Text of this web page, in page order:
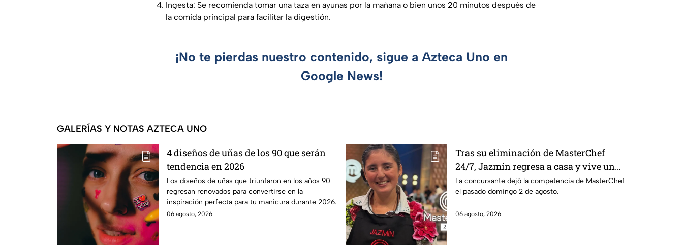
Ingesta: Se recomienda tomar una taza en ayunas por la mañana o bien unos 20 minutos después de
la comida principal para facilitar la digestión.
¡No te pierdas nuestro contenido, sigue a Azteca Uno en
Google News!
GALERÍAS Y NOTAS AZTECA UNO
4 diseños de uñas de los 90 que serán
tendencia en 2026
Los diseños de uñas que triunfaron en los años 90
regresan renovados para convertirse en la
inspiración perfecta para tu manicura durante 2026.
06 agosto, 2026
Tras su eliminación de MasterChef
24/7, Jazmín regresa a casa y vive un
emotivo reencuentro
La concursante dejó la competencia de MasterChef
el pasado domingo 2 de agosto.
06 agosto, 2026